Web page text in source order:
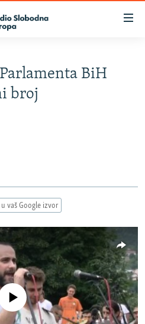
BiH
broj
vaš Google izvor
currently available